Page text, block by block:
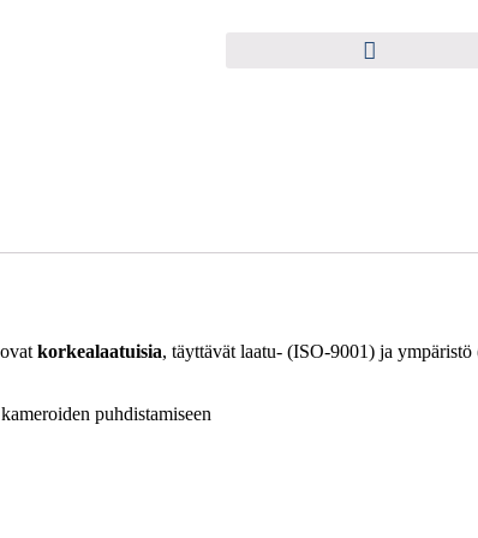
korkealaatuisia, täyttävät laatu- (ISO-9001) ja
puhdistamiseen